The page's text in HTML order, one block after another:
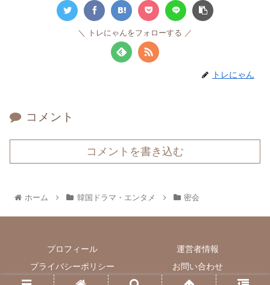
トレにゃんをフォローする
トレにゃん
コメント
コメントを書き込む
ホーム 韓国ドラマ・エンタメ 密会
プロフィール
運営者情報
プライバシーポリシー
お問い合わせ